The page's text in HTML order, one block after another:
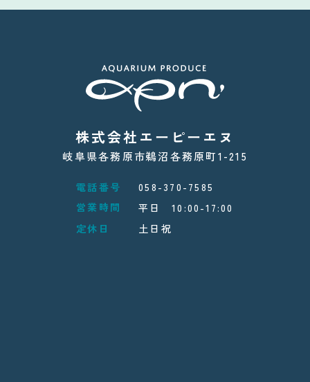
株式会社エーピーエヌ
岐阜県各務原市鵜沼各務原町1-215
電話番号
058-370-7585
営業時間
平日 10:00-17:00
定休日
土日祝